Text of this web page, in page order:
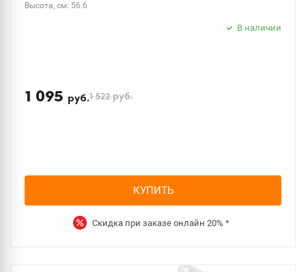
Высота, см: 56.6
В наличии
1 095 руб.1 522руб.
КУПИТЬ
Скидка при заказе онлайн 20% *